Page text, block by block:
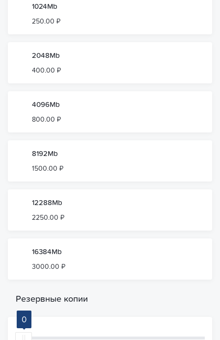
1024Mb
250.00 ₽
2048Mb
400.00 ₽
4096Mb
800.00 ₽
8192Mb
1500.00 ₽
12288Mb
2250.00 ₽
16384Mb
3000.00 ₽
Резервные копии
0